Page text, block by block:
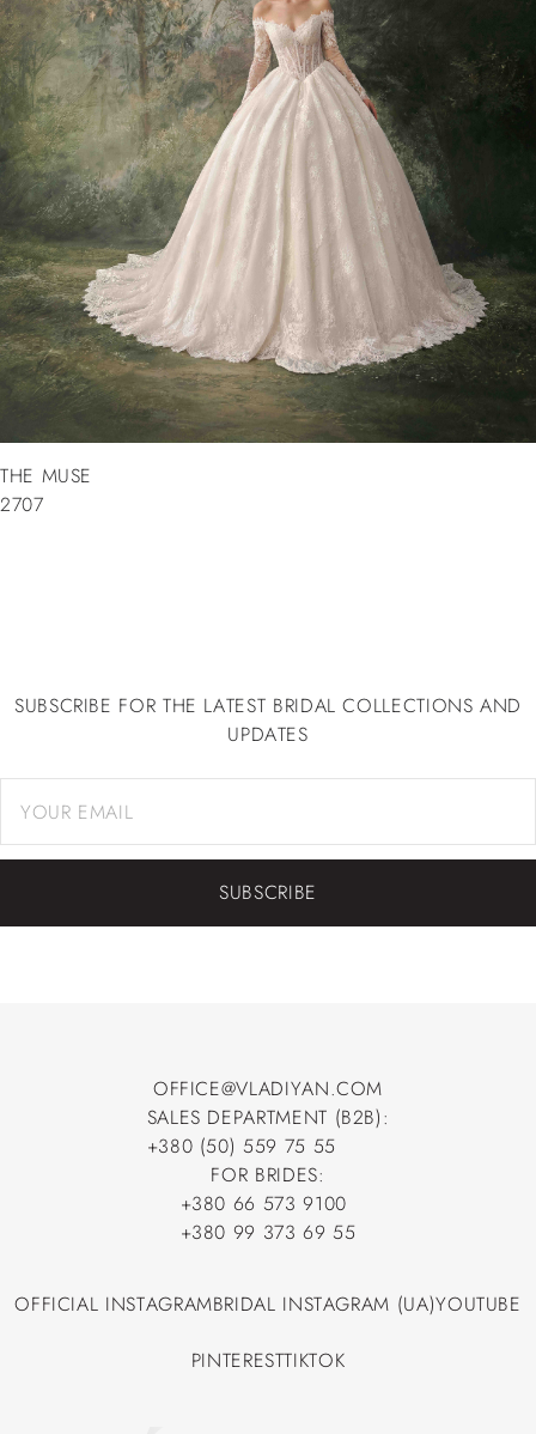
THE MUSE
2707
SUBSCRIBE FOR THE LATEST BRIDAL COLLECTIONS AND
UPDATES
SUBSCRIBE
OFFICE@VLADIYAN.COM
OFFICE@VLADIYAN.COM
SALES DEPARTMENT (B2B):
+380 (50) 559 75 55
+380 (50) 559 75 55
FOR BRIDES:
+380 66 573 9100
+380 66 573 9100
+380 99 373 69 55
OFFICIAL INSTAGRAMBRIDAL INSTAGRAM (UA)YOUTUBE
PINTERESTTIKTOK